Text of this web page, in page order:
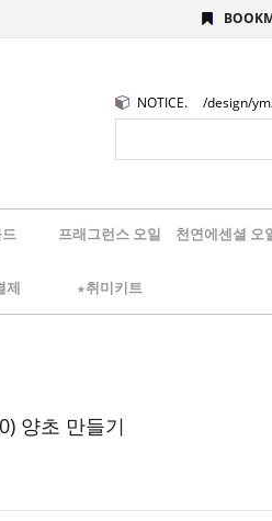
NOTICE.
드 프래그런스 오일 천연에센셜 오
제 ★취미키트
양초 만들기